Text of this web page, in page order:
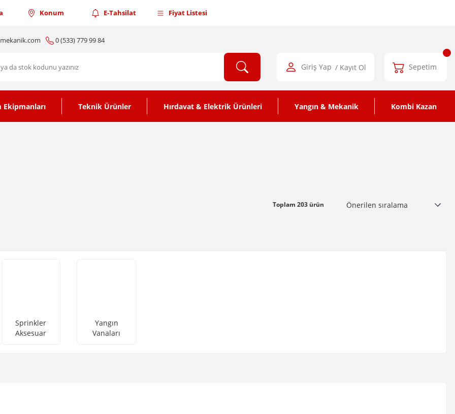
Konum E-Tahsilat Fiyat Listesi
0 (533) 779 99 84
Giriş Yap / Kayıt Ol Sepetim
Ekipmanları Teknik Ürünler Hırdavat & Elektrik Ürünleri Yangın & Mekanik Kombi Kazan
Toplam 203 ürün
Sprinkler
Aksesuar
Yangın
Vanaları